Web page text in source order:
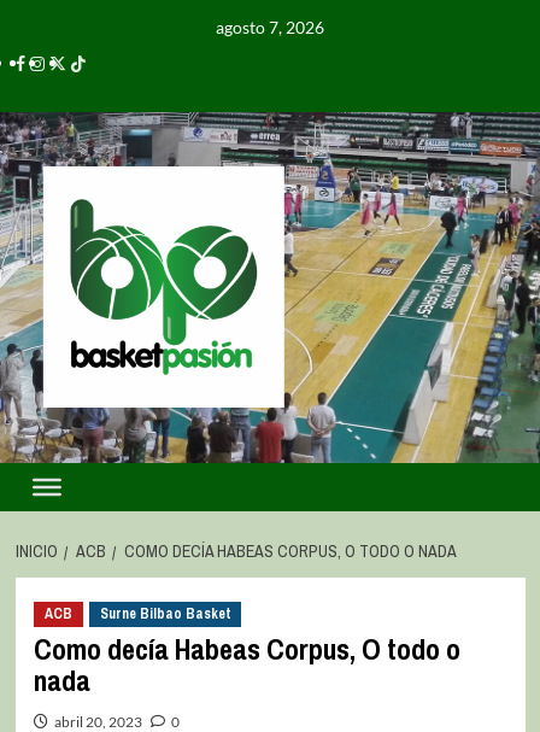
agosto 7, 2026
INICIO ACB COMO DECÍA HABEAS CORPUS, O TODO O NADA
ACB Surne Bilbao Basket
Como decía Habeas Corpus, O todo o
nada
abril 20, 2023 0